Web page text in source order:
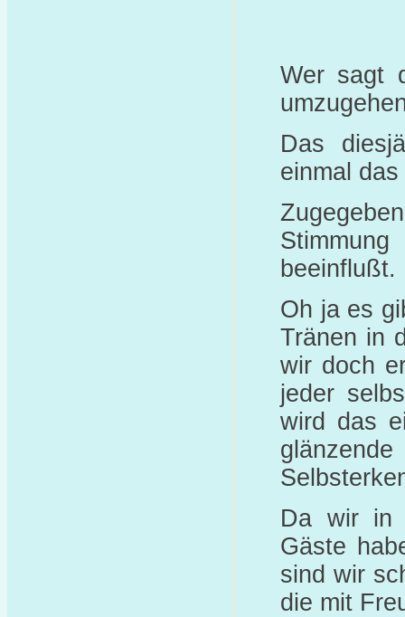
Wer sagt
Das
einmal
beeinflußt.
Oh ja es
Tränen in
wir doch
jeder
wird das
Da wir in
Gäste
sind wir
die mit